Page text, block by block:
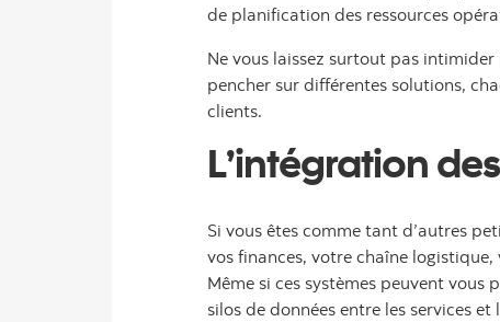
de planification des ressources
Ne vous laissez surtout pas
pencher sur différentes solutions,
clients.
L’intégration
Si vous êtes comme tant d’autres
vos finances, votre chaîne
Même si ces systèmes peuvent
silos de données entre les services